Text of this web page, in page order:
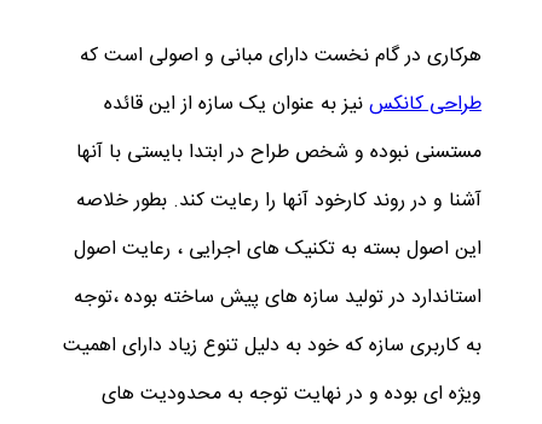
هرکاری در گام نخست دارای مبانی و اصولی است که
طراحی کانکسنیز به عنوان یک سازه از این قائده
مستسنی نبوده و شخص طراح در ابتدا بایستی با آنها
آشنا و در روند کارخود آنها را رعایت کند. بطور خلاصه
این اصول بسته به تکنیک های اجرایی ، رعایت اصول
استاندارد در تولید سازه های پیش ساخته بوده ،توجه
به کاربری سازه که خود به دلیل تنوع زیاد دارای اهمیت
ویژه ای بوده و در نهایت توجه به محدودیت های